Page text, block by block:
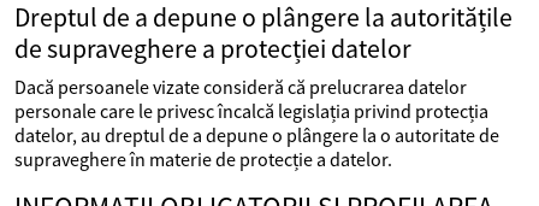
Dreptul de a depune o plângere la autoritățile
de supraveghere a protecției datelor
Dacă persoanele vizate consideră că prelucrarea datelor
personale care le privesc încalcă legislația privind protecția
datelor, au dreptul de a depune o plângere la o autoritate de
supraveghere în materie de protecție a datelor.